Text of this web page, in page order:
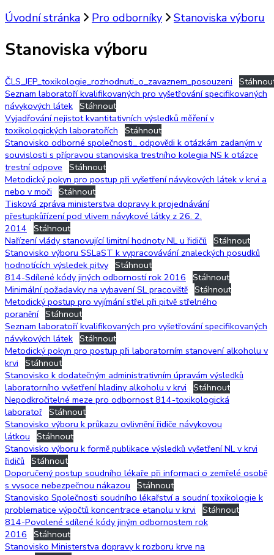
Úvodní stránka
Pro odborníky Stanoviska výboru
Stanoviska výboru
ČLS_JEP_toxikologie_rozhodnuti_o_zavaznem_posouzeni
Seznam laboratoří kvalifikovaných pro vyšetřování specifikovaných
návykových látek Stáhnout
Vyjadřování nejistot kvantitativních výsledků měření v
toxikologických laboratořích Stáhnout
Stanovisko odborné společnosti_ odpovědi k otázkám zadaným v
souvislosti s přípravou stanoviska trestního kolegia NS k otázce
trestní odpove Stáhnout
Metodický pokyn pro postup při vyšetření návykových látek v krvi a
nebo v moči Stáhnout
Tisková zpráva ministerstva dopravy k projednávání
přestupkůřízení pod vlivem návykové látky z 26. 2.
2014 Stáhnout
Nařízení vlády stanovující limitní hodnoty NL u řidičů Stáhnout
Stanovisko výboru SSLaST k vypracovávání znaleckých posudků
hodnotících výsledek pitvy Stáhnout
814-Sdílené kódy jiných odborností rok 2016 Stáhnout
Minimální požadavky na vybavení SL pracoviště Stáhnout
Metodický postup pro vyjímání střel při pitvě střelného
poranění Stáhnout
Seznam laboratoří kvalifikovaných pro vyšetřování specifikovaných
návykových látek Stáhnout
Metodický pokyn pro postup při laboratorním stanovení alkoholu v
krvi Stáhnout
Stanovisko k dodatečným administrativním úpravám výsledků
laboratorního vyšetření hladiny alkoholu v krvi Stáhnout
Nepodkročitelné meze pro odbornost 814-toxikologická
laboratoř Stáhnout
Stanovisko výboru k průkazu ovlivnění řidiče návykovou
látkou Stáhnout
Stanovisko výboru k formě publikace výsledků vyšetření NL v krvi
řidičů Stáhnout
Doporučený postup soudního lékaře při informaci o zemřelé osobě
s vysoce nebezpečnou nákazou Stáhnout
Stanovisko Společnosti soudního lékařství a soudní toxikologie k
problematice výpočtů koncentrace etanolu v krvi Stáhnout
814-Povolené sdílené kódy jiným odbornostem rok
2016 Stáhnout
Stanovisko Ministerstva dopravy k rozboru krve na